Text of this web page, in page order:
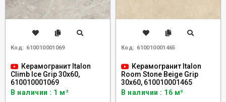
Код: 610010001069
Керамогранит Italon
Climb Ice Grip 30x60,
610010001069
В наличии : 1 м²
Код: 610010001465
Керамогранит Italon
Room Stone Beige Grip
30x60, 610010001465
В наличии : 16 м²